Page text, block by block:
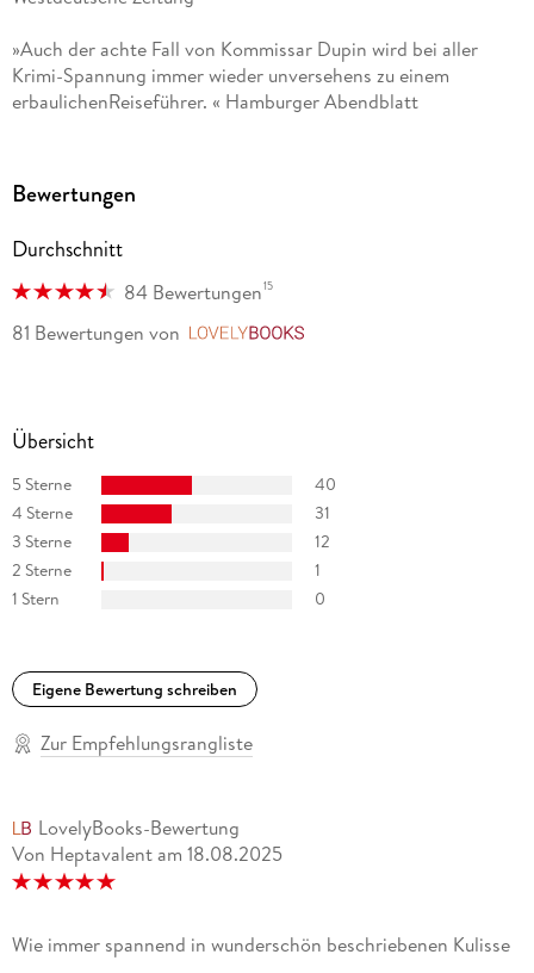
»Auch der achte Fall von Kommissar Dupin wird bei aller
Krimi-Spannung immer wieder unversehens zu einem
erbaulichenReiseführer. « Hamburger Abendblatt
Bewertungen
Durchschnitt
84 Bewertungen15
81 Bewertungen von
Übersicht
5 Sterne
40
4 Sterne
31
3 Sterne
12
2 Sterne
1
1 Stern
0
Eigene Bewertung schreiben
Zur Empfehlungsrangliste
LovelyBooks-Bewertung
Von Heptavalent am 18.08.2025
Wie immer spannend in wunderschön beschriebenen Kulisse